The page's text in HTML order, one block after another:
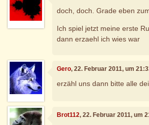
doch, doch. Grade eben
Ich spiel jetzt meine erste
dann erzaehl ich wies war
Gero, 22. Februar 2011, um
erzähl uns dann bitte alle
Brot112, 22. Februar 2011, um